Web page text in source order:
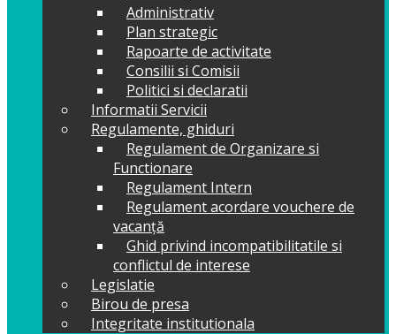
Administrativ
Plan strategic
Rapoarte de activitate
Consilii si Comisii
Politici si declaratii
Informatii Servicii
Regulamente, ghiduri
Regulament de Organizare si
Functionare
Regulament Intern
Regulament acordare vouchere de
vacanță
Ghid privind incompatibilitatile si
conflictul de interese
Legislatie
Birou de presa
Integritate institutionala